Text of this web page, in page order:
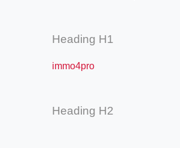
Heading H1
immo4pro
Heading H2